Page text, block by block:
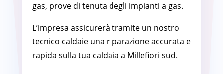
gas, prove di tenuta degli impianti a gas.
L’impresa assicurerà tramite un nostro
tecnico caldaie una riparazione accurata e
rapida sulla tua caldaia a Millefiori sud.